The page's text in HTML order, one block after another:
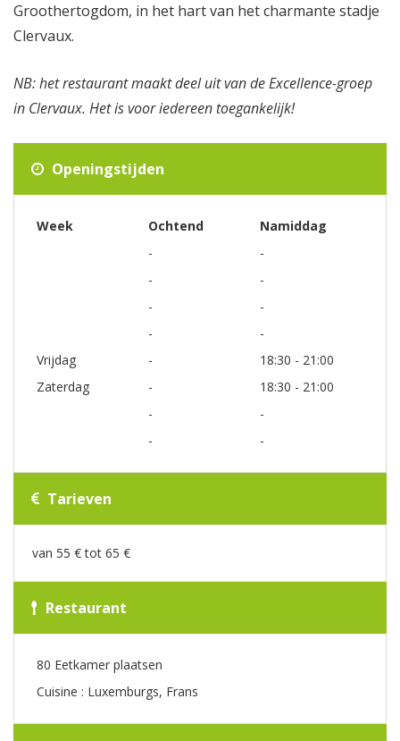
Groothertogdom, in het hart van het charmante stadje
Clervaux.
NB: het restaurant maakt deel uit van de Excellence-groep
in Clervaux. Het is voor iedereen toegankelijk!
Openingstijden
Week Ochtend
Namiddag
-
-
-
-
-
-
-
-
Vrijdag
-
18:30 - 21:00
Zaterdag
-
18:30 - 21:00
-
-
-
-
Tarieven
van 55 € tot 65 €
Restaurant
80 Eetkamer plaatsen
Cuisine : Luxemburgs, Frans